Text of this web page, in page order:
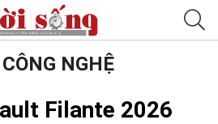
NGHỆ
Filante 2026